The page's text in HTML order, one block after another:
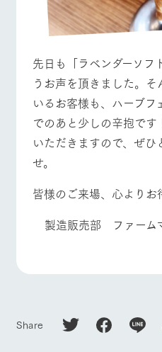
先日も「ラベンダーソフ
うお声を頂きました。
いるお客様も、ハーブフ
でのあと少しの辛抱で
いただきますので、ぜひ
せ。
皆様のご来場、心よりお
製造販売部 ファー
Share